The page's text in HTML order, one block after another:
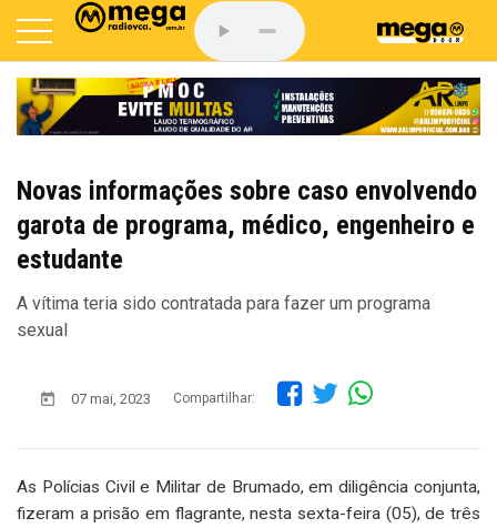
Novas informações sobre caso envolvendo
garota de programa, médico, engenheiro e
estudante
A vítima teria sido contratada para fazer um programa
sexual
07 mai, 2023 Compartilhar:
As Polícias Civil e Militar de Brumado, em diligência conjunta,
fizeram a prisão em flagrante, nesta sexta-feira (05), de três